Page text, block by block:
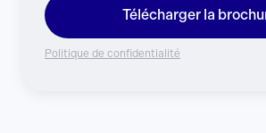
Télécharger la
Politique de confidentialité